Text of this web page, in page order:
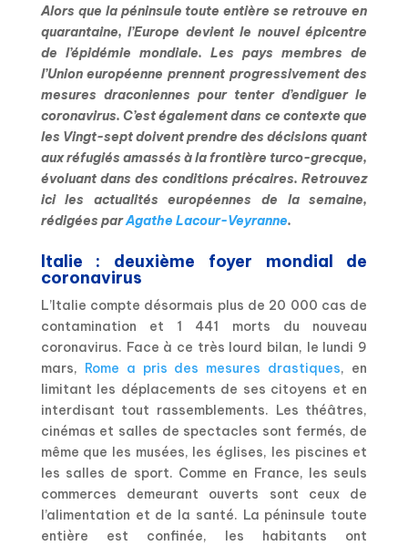
Alors que la péninsule toute entière se retrouve en
quarantaine, l’Europe devient le nouvel épicentre
de l’épidémie mondiale. Les pays membres de
l’Union européenne prennent progressivement des
mesures draconiennes pour tenter d’endiguer le
coronavirus. C’est également dans ce contexte que
les Vingt-sept doivent prendre des décisions quant
aux réfugiés amassés à la frontière turco-grecque,
évoluant dans des conditions précaires. Retrouvez
ici les actualités européennes de la semaine,
rédigées parAgathe Lacour-Veyranne.
Italie : deuxième foyer mondial de
coronavirus
L’Italie compte désormais plus de 20 000 cas de
contamination et 1 441 morts du nouveau
coronavirus. Face à ce très lourd bilan, le lundi 9
mars, Rome a pris des mesures drastiques, en
limitant les déplacements de ses citoyens et en
interdisant tout rassemblements. Les théâtres,
cinémas et salles de spectacles sont fermés, de
même que les musées, les églises, les piscines et
les salles de sport. Comme en France, les seuls
commerces demeurant ouverts sont ceux de
l’alimentation et de la santé. La péninsule toute
entière est confinée, les habitants ont